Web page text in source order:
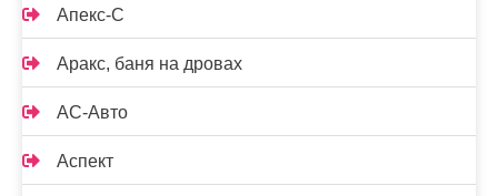
Апекс-С
Аракс, баня на дровах
АС-Авто
Аспект